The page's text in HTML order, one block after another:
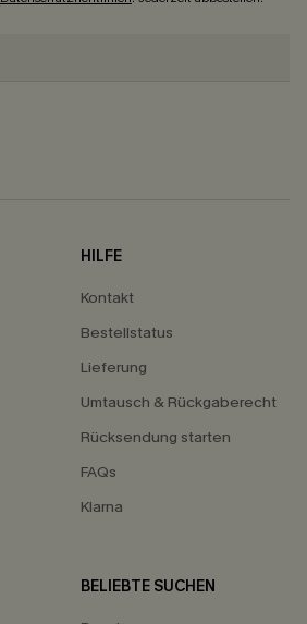
HILFE
Kontakt
Bestellstatus
Lieferung
Umtausch & Rückgaberecht
Rücksendung starten
FAQs
Klarna
BELIEBTE SUCHEN